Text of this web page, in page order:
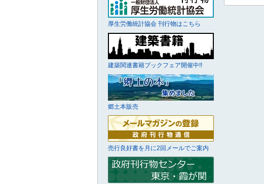
厚生労働統計協会 刊行物はこちら
建築関連書籍ブックフェア開催中!!
郷土本販売
売行良好書を月に2回メールでご案内